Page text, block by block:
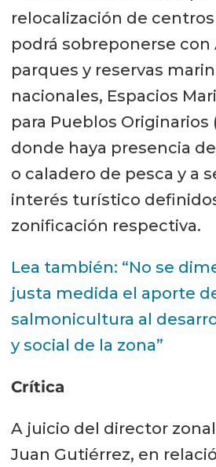
relocalización de
podrá sobreponerse con
parques y reservas
nacionales, Espacios
para Pueblos Originarios
donde haya presencia
o caladero de pesca y a
interés turístico
zonificación respectiva.
Lea también: “No se
justa medida el aporte
salmonicultura al
y social de la zona”
Crítica
A juicio del director
Juan Gutiérrez, en